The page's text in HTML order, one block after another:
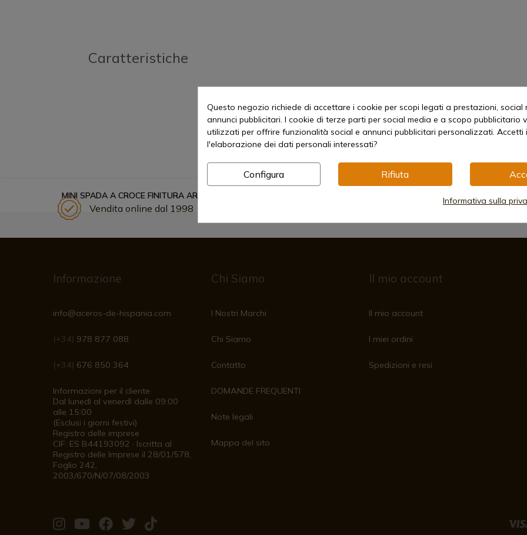
Caratteristiche
MINI SPADA A CROCE FINITURA ARGENTO. RIF. 1288
Vendita online dal 1998 Metodi di pagamento sicuri
Informazione
info@aceros-de-hispania.com
(+34) 978 877 088
(+34) 676 850 364
Informazioni per il cliente
Dal lunedì al venerdì dalle 09:00
alle 15:00
(Esclusi i giorni festivi)
Registro delle imprese
CIF: ES B44193092 · Iscritta al
Registro delle Imprese il 28/01/578,
Foglio 242,
2003/670/N/07/08/2003
Chi Siamo
I Nostri Marchi
Chi Siamo
Contatto
DOMANDE FREQUENTI
Note legali
Mappa del sito
Il mio account
Il mio account
I miei ordini
Spedizioni e resi
Questo negozio richiede di accettare i cookie per scopi legati a prestazioni, social
annunci pubblicitari. I cookie di terze parti per social media e a scopo pubblicitario
utilizzati per offrire funzionalità social e annunci pubblicitari personalizzati. Accetti
l'elaborazione dei dati personali interessati?
Configura Rifiuta
Informativa sulla